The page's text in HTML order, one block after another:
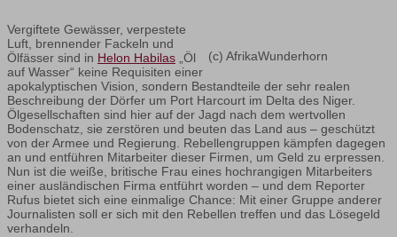
(c) AfrikaWunderhorn
Vergiftete Gewässer, verpestete
Luft, brennender Fackeln und
Ölfässer sind in Helon Habilas „Öl
auf Wasser“ keine Requisiten einer
apokalyptischen Vision, sondern Bestandteile der sehr realen
Beschreibung der Dörfer um Port Harcourt im Delta des Niger.
Ölgesellschaften sind hier auf der Jagd nach dem wertvollen
Bodenschatz, sie zerstören und beuten das Land aus – geschützt
von der Armee und Regierung. Rebellengruppen kämpfen dagegen
an und entführen Mitarbeiter dieser Firmen, um Geld zu erpressen.
Nun ist die weiße, britische Frau eines hochrangigen Mitarbeiters
einer ausländischen Firma entführt worden – und dem Reporter
Rufus bietet sich eine einmalige Chance: Mit einer Gruppe anderer
Journalisten soll er sich mit den Rebellen treffen und das Lösegeld
verhandeln.